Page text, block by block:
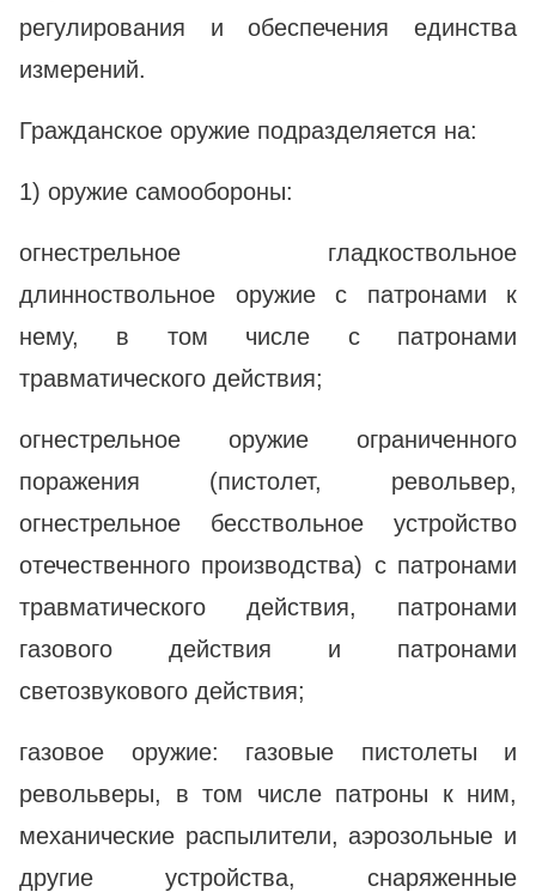
регулирования и обеспечения единства
измерений.
Гражданское оружие подразделяется на:
1) оружие самообороны:
огнестрельное гладкоствольное
длинноствольное оружие с патронами к
нему, в том числе с патронами
травматического действия;
огнестрельное оружие ограниченного
поражения (пистолет, револьвер,
огнестрельное бесствольное устройство
отечественного производства) с патронами
травматического действия, патронами
газового действия и патронами
светозвукового действия;
газовое оружие: газовые пистолеты и
револьверы, в том числе патроны к ним,
механические распылители, аэрозольные и
другие устройства, снаряженные